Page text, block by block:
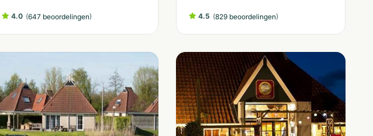
4.0 (647 beoordelingen) 4.5 (829 beoordelingen)